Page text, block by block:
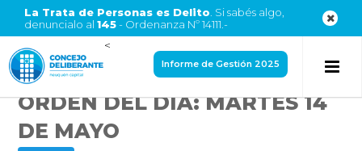
La Trata de Personas es Delito . Si sabés algo,
denuncialo al 145- Ordenanza Nº 14111.-
<
Informe de Gestión 2025
ORDEN DEL DÍA: MARTES 14
DE MAYO